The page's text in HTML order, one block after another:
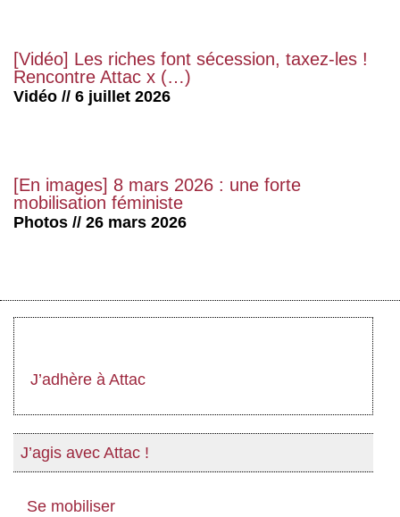
[Vidéo] Les riches font sécession, taxez-les !
Rencontre Attac x (…)
Vidéo // 6 juillet 2026
[En images] 8 mars 2026 : une forte
mobilisation féministe
Photos // 26 mars 2026
J’adhère à Attac
J’agis avec Attac !
Se mobiliser